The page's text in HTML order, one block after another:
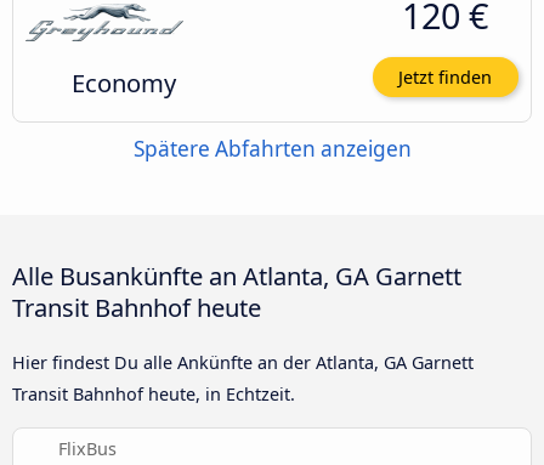
Economy
120 €
Jetzt finden
Spätere Abfahrten anzeigen
Alle Busankünfte an Atlanta, GA Garnett
Transit Bahnhof heute
Hier findest Du alle Ankünfte an der Atlanta, GA Garnett
Transit Bahnhof heute, in Echtzeit.
FlixBus